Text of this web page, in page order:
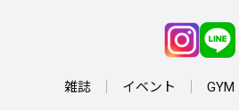
雑誌 イベント GYM